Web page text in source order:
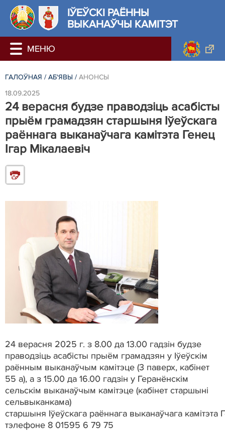
ІЎЕЎСКІ РАЁННЫ
ВЫКАНАЎЧЫ КАМІТЭТ
ГАЛОЎНАЯ / АБ'ЯВЫ / АНОНСЫ
18.09.2025
24 верасня будзе праводзіць асабісты
прыём грамадзян старшыня Іўеўскага
раённага выканаўчага камітэта Генец
Ігар Мікалаевіч
24 верасня 2025 г. з 8.00 да 13.00 гадзін будзе
праводзіць асабісты прыём грамадзян у Іўеўскім
раённым выканаўчым камітэце (3 паверх, кабінет
55 а), а з 15.00 да 16.00 гадзін у Геранёнскім
сельскім выканаўчым камітэце (кабінет старшыні
сельвыканкама)
старшыня Іўеўскага раённага выканаўчага камітэта
тэлефоне 8 01595 6 79 75